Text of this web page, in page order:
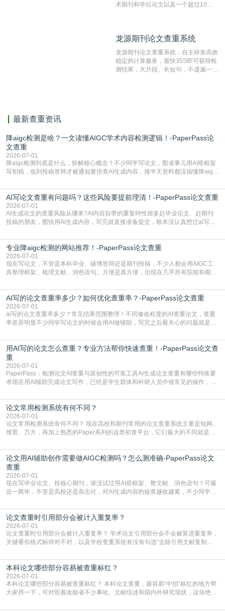
术期刊和学位论文以及一个超过10亿
对，利用指纹索引快速而精准地在云检
有相似的片段，该项技术检测速度快、
准确率高，市场反映良好。
龙源期刊论文查重系统
龙源期刊论文查重系统，自主研发高效
稳定的计算服务，最快35S即可获得检
测结果，大片段、长短句，不遗漏一处
最新查重资讯
降aigc检测是啥？一文读懂AIGC学术内容检测逻辑！-PaperPass论
文查重
2026-07-01
降aigc检测到底是什么，拆解核心概念？不少同学写论文，图省事儿用AI搭框架
写初稿，临到投稿答辩才被通知要排查AI生成内容，搜半天资料都没搞懂降aigc
怕是已经入行的科研人员，不少人也搞不清降aigc检测是啥，对相关要求摸不
准。其实，降aigc检测是伴随AIGC工具在学术领域普及诞生的新需求，核心是为
了满足现在高校、期刊对AI生
AI写论文查重有问题吗？这些风险要提前理清！-PaperPass论文查重
2026-07-01
AI生成论文的查重风险从哪来?AI内容自带的重复特性很多赶毕业论文、赶期刊
投稿的朋友，图快用AI生成内容，写完就直接准备提交，根本没认真想过ai写论
自带不可忽视的查重风险。AI训练依赖海量公开的文本数据，生成内容本质是基
于训练数据的概率拼接，不是从零开始的原创创作。生成过程中，很容易复用已
有的高频公共表述，甚至直接拼接已经公开
专业降aigc检测的网站推荐！-PaperPass论文查重
2026-07-01
现在写论文，不管是本科毕业、硕博答辩还是期刊投稿，不少人都会用AIGC工
具整理框架、梳理文献、润色语句。方便是真方便，但现在几乎所有院校和期刊
五遍还是过不了预检测的大有人在，这时候，找到靠谱的降AIGC检测率的网
站，就能少走好多弯路。PaperPass：守护学术原创性的智能伙伴AIGC生成内
容的学术合规痛点去年帮一个本科师弟改
AI写的论文查重率多少？如何优化查重率？-PaperPass论文查重
2026-07-01
ai写的论文查重率多少？常见结果范围整理！不同修改程度的AI查重论文，查重
率差异明显不少同学写论文的时候会用AI做辅助，写完之后最关心的问题就是ai
实际情况和大家想的不太一样。AI训练依赖海量公开学术文献、网络内容，生成
内容本质是按照语义概率拼接已有内容，很容易和已发布的作品撞重复，甚至会
直接引用整段已有内容，所以查重率偏高是
用AI写的论文怎么查重？专业方法帮你快速查重！-PaperPass论文查
重
2026-07-01
PaperPass：检测论文AI查重与原创性的可靠工具AI生成论文查重有哪些特殊要
求现在用AI辅助完成论文写作，已经是学生群体和科研人员中很常见的操作，不
但很多人忽略了，AI生成的内容天生带有重复风险——训练AI的数据集本身就包
含大量已公开的学术内容、网络原创内容，AI输出内容时很容易无意识拼接出重
复片
论文常用检测系统有何不同？
2026-07-01
论文常用检测系统有何不同？ 现在高校和期刊常用的论文查重系统主要是知网、
维普、万方，再加上熟悉的Paper系列的这类初查平台，它们最大的不同就是数
查数值误导。知网（CNKI）是学校定稿检测的绝对主流。本科用PMLC，含大学
生联合比对库，能比历届学长论文，硕博用VIP/TMLC，含学术论文联合比对
库，期刊投稿用AMLMC/SML
论文用AI辅助创作需要做AIGC检测吗？怎么测准确-PaperPass论文
查重
2026-07-01
现在写毕业论文、投核心期刊，谁没试过用AI搭框架、整文献、润色语句？可最
近一两年，不管是高校还是杂志社，对AI生成内容的核查越收越紧，不少同学投
真的太亏。提前做AIGC检测，已经成了很多过来人交稿前必做的一步。为什么
AIGC检测成了论文答辩投稿前的必备项？可能还有不少人觉得，我就用AI搭了个
框架，内容都是自己写的，至于做AIG
论文查重时引用部分会被计入重复率？
2026-07-01
论文查重时引用部分会被计入重复率？ 学术论文引用部分会不会被算进重复率，
关键看你格式标得对不对，以及学校查重系统有没有勾选“去除引用文献复制
独占一行，每条文献用[1][2]方括号编号、与正文一一对应，著录项符合GB/T
7714（作者、题名、刊名、年、卷期、页码齐全，标点用半角）；查重系统识别
成功后通常把这段标为引用，
本科论文哪些部分容易被查重标红？
2026-07-01
本科论文哪些部分容易被查重标红？ 本科论文查重，最容易“中招“标红的地方帮
大家捋一下，可对照着改能省不少事哈。文献综述和国内外研究现状，这块绝对
乎一模一样的话，你要是直接复制百度百科、教材或别人写好的综述段落，系统